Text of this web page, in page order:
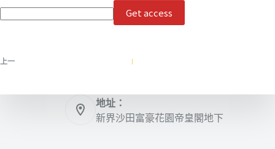
上一
地址：
新界沙田富豪花園帝皇閣地下